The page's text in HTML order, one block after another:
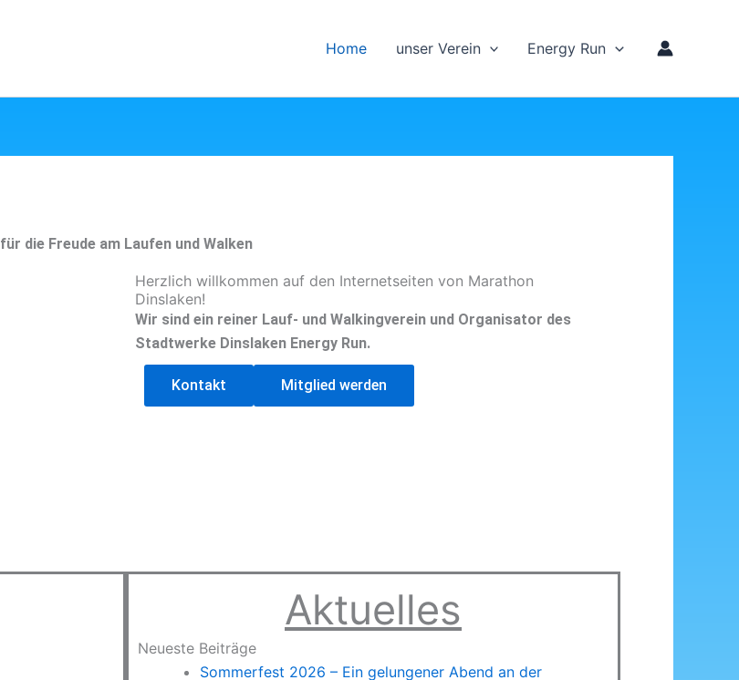
Home unser Verein Energy Run
für die Freude am Laufen und Walken
Herzlich willkommen auf den Internetseiten von Marathon
Dinslaken!
Wir sind ein reiner Lauf- und Walkingverein und Organisator des
Stadtwerke Dinslaken Energy Run.
Kontakt Mitglied werden
Aktuelles
Neueste Beiträge
Sommerfest 2026 – Ein gelungener Abend an der